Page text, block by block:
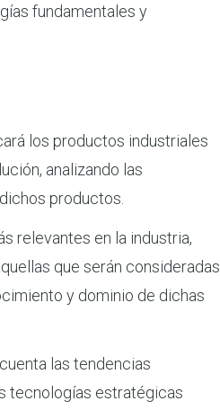
fundamentales y
los productos industriales
analizando las
productos.
relevantes en la industria,
que serán consideradas
y dominio de dichas
las tendencias
tecnologías estratégicas